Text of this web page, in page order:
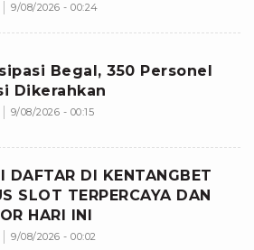
9/08/2026 - 00:24
Begal, 350 Personel
Dikerahkan
9/08/2026 - 00:15
DAFTAR DI KENTANGBET
SLOT TERPERCAYA DAN
HARI INI
9/08/2026 - 00:02